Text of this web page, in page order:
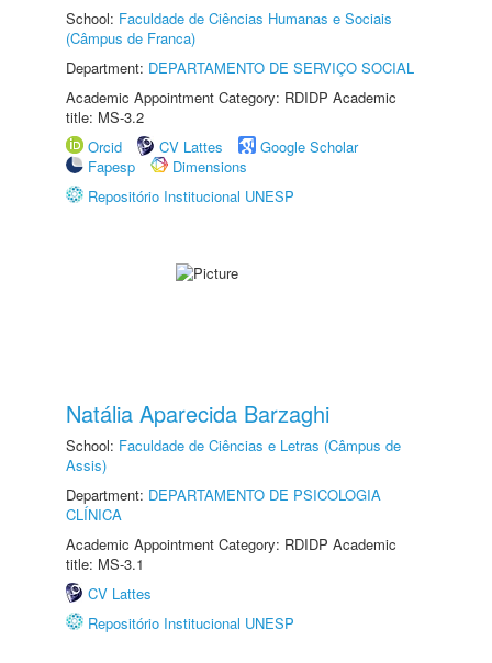
School: Faculdade de Ciências Humanas e Sociais
(Câmpus de Franca)
Department: DEPARTAMENTO DE SERVIÇO SOCIAL
Academic Appointment Category: RDIDP Academic
title: MS-3.2
Orcid
CV Lattes
Google Scholar
Fapesp
Dimensions
Repositório Institucional UNESP
Natália Aparecida Barzaghi
School: Faculdade de Ciências e Letras (Câmpus de
Assis)
Department: DEPARTAMENTO DE PSICOLOGIA
CLÍNICA
Academic Appointment Category: RDIDP Academic
title: MS-3.1
CV Lattes
Repositório Institucional UNESP